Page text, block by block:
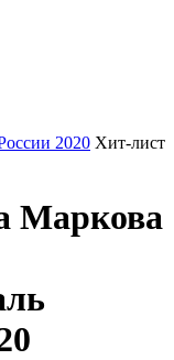
2020 Хит-лист
Маркова